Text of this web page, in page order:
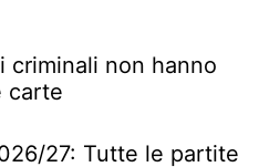
criminali non hanno
carte
27: Tutte le partite